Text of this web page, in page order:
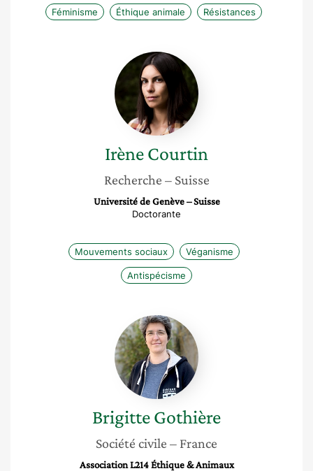
Féminisme Éthique animale Résistances
Irène
Courtin
IrèneCourtin
Recherche – Suisse
Université de Genève – Suisse
Doctorante
Mouvements sociaux Véganisme
Antispécisme
Brigitte
Gothière
BrigitteGothière
Société civile – France
Association L214 Éthique & Animaux